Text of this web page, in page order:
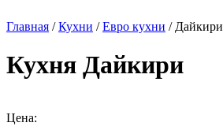
Главная /Кухни /Евро кухни / Дайкири
Кухня Дайкири
Цена: